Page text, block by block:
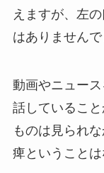
えますが、左
はありませんで
動画やニュー
話しているこ
ものは見られ
痺ということは